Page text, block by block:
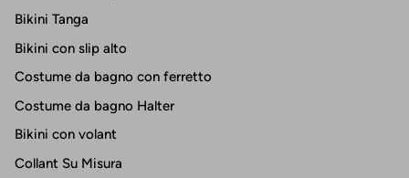
Bikini Tanga
Bikini con slip alto
Costume da bagno con ferretto
Costume da bagno Halter
Bikini con volant
Collant Su Misura